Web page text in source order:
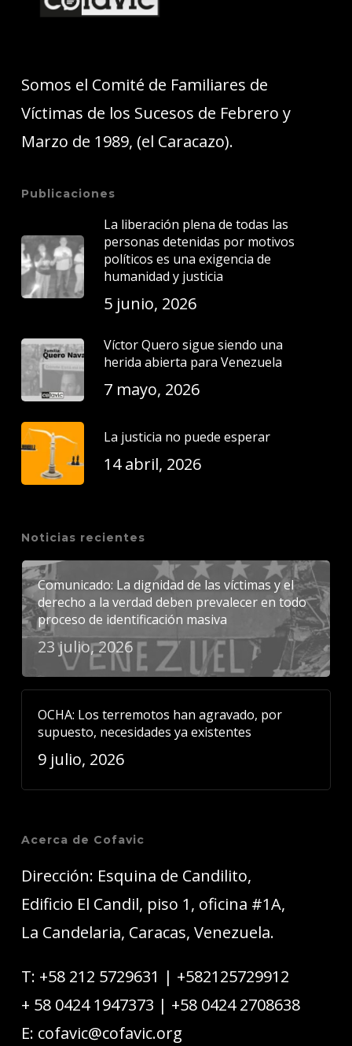
Somos el Comité de Familiares de
Víctimas de los Sucesos de Febrero y
Marzo de 1989, (el Caracazo).
Publicaciones
La liberación plena de todas las
personas detenidas por motivos
políticos es una exigencia de
humanidad y justicia
5 junio, 2026
Víctor Quero sigue siendo una
herida abierta para Venezuela
7 mayo, 2026
La justicia no puede esperar
14 abril, 2026
Noticias recientes
Comunicado: La dignidad de las víctimas y el
derecho a la verdad deben prevalecer en todo
proceso de identificación masiva
23 julio, 2026
OCHA: Los terremotos han agravado, por
supuesto, necesidades ya existentes
9 julio, 2026
Acerca de Cofavic
Dirección: Esquina de Candilito,
Edificio El Candil, piso 1, oficina #1A,
La Candelaria, Caracas, Venezuela.
T: +58 212 5729631 | +582125729912
+ 58 0424 1947373 | +58 0424 2708638
E: cofavic@cofavic.org